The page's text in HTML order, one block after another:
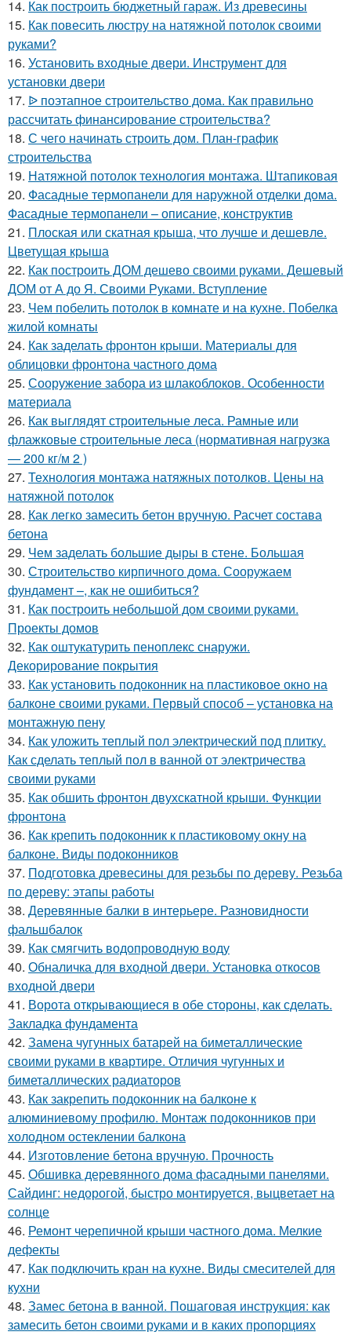
14. Как построить бюджетный гараж. Из древесины
15. Как повесить люстру на натяжной потолок своими
руками?
16. Установить входные двери. Инструмент для
установки двери
17. ᐉ поэтапное строительство дома. Как правильно
рассчитать финансирование строительства?
18. С чего начинать строить дом. План-график
строительства
19. Натяжной потолок технология монтажа. Штапиковая
20. Фасадные термопанели для наружной отделки дома.
Фасадные термопанели – описание, конструктив
21. Плоская или скатная крыша, что лучше и дешевле.
Цветущая крыша
22. Как построить ДОМ дешево своими руками. Дешевый
ДОМ от А до Я. Своими Руками. Вступление
23. Чем побелить потолок в комнате и на кухне. Побелка
жилой комнаты
24. Как заделать фронтон крыши. Материалы для
облицовки фронтона частного дома
25. Сооружение забора из шлакоблоков. Особенности
материала
26. Как выглядят строительные леса. Рамные или
флажковые строительные леса (нормативная нагрузка
— 200 кг/м 2 )
27. Технология монтажа натяжных потолков. Цены на
натяжной потолок
28. Как легко замесить бетон вручную. Расчет состава
бетона
29. Чем заделать большие дыры в стене. Большая
30. Строительство кирпичного дома. Сооружаем
фундамент –, как не ошибиться?
31. Как построить небольшой дом своими руками.
Проекты домов
32. Как оштукатурить пеноплекс снаружи.
Декорирование покрытия
33. Как установить подоконник на пластиковое окно на
балконе своими руками. Первый способ – установка на
монтажную пену
34. Как уложить теплый пол электрический под плитку.
Как сделать теплый пол в ванной от электричества
своими руками
35. Как обшить фронтон двухскатной крыши. Функции
фронтона
36. Как крепить подоконник к пластиковому окну на
балконе. Виды подоконников
37. Подготовка древесины для резьбы по дереву. Резьба
по дереву: этапы работы
38. Деревянные балки в интерьере. Разновидности
фальшбалок
39. Как смягчить водопроводную воду
40. Обналичка для входной двери. Установка откосов
входной двери
41. Ворота открывающиеся в обе стороны, как сделать.
Закладка фундамента
42. Замена чугунных батарей на биметаллические
своими руками в квартире. Отличия чугунных и
биметаллических радиаторов
43. Как закрепить подоконник на балконе к
алюминиевому профилю. Монтаж подоконников при
холодном остеклении балкона
44. Изготовление бетона вручную. Прочность
45. Обшивка деревянного дома фасадными панелями.
Сайдинг: недорогой, быстро монтируется, выцветает на
солнце
46. Ремонт черепичной крыши частного дома. Мелкие
дефекты
47. Как подключить кран на кухне. Виды смесителей для
кухни
48. Замес бетона в ванной. Пошаговая инструкция: как
замесить бетон своими руками и в каких пропорциях